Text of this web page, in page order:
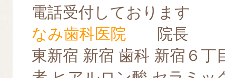
電話受付しております
なみ歯科医院 院長
東新宿 新宿 歯科 新宿６丁